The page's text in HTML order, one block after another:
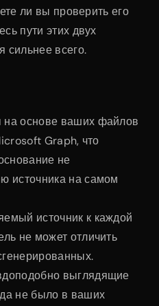
ли вы проверить его
пути этих двух
сильнее всего.
на основе ваших файлов
Graph, что
не
источника на самом
источник к каждой
не может отличить
выглядящие
не было в ваших